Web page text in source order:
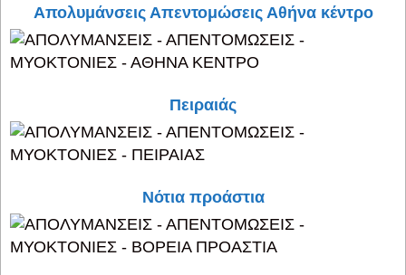
Απολυμάνσεις Απεντομώσεις Αθήνα κέντρο
Πειραιάς
Νότια προάστια